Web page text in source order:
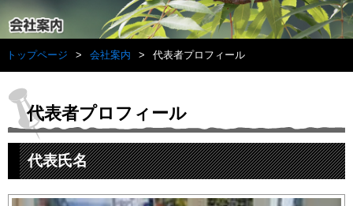
トップページ 会社案内 代表者プロフィール
代表者プロフィール
代表氏名